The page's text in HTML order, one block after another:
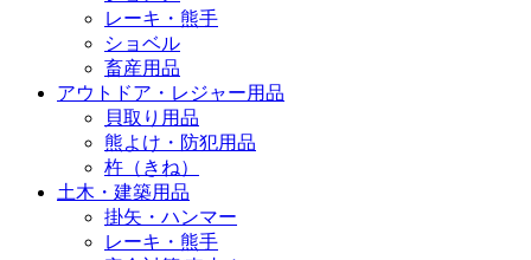
レーキ・熊手
ショベル
畜産用品
アウトドア・レジャー用品
貝取り用品
熊よけ・防犯用品
杵（きね）
土木・建築用品
掛矢・ハンマー
レーキ・熊手